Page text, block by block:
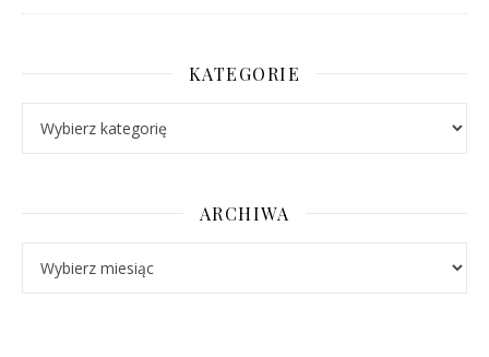
KATEGORIE
ARCHIWA